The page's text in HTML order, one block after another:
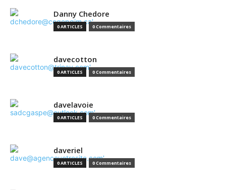
Danny Chedore
0 ARTICLES 0 Commentaires
davecotton
0 ARTICLES 0 Commentaires
davelavoie
0 ARTICLES 0 Commentaires
daveriel
0 ARTICLES 0 Commentaires